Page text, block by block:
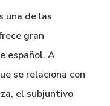
una de las
gran
español. A
se relaciona con
el subjuntivo